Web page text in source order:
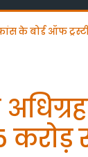
के बोर्ड ऑफ